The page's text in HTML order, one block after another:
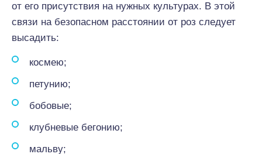
от его присутствия на нужных культурах. В этой
связи на безопасном расстоянии от роз следует
высадить:
космею;
петунию;
бобовые;
клубневые бегонию;
мальву;